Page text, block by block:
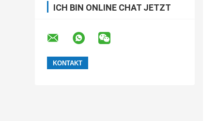
ICH BIN ONLINE CHAT JETZT